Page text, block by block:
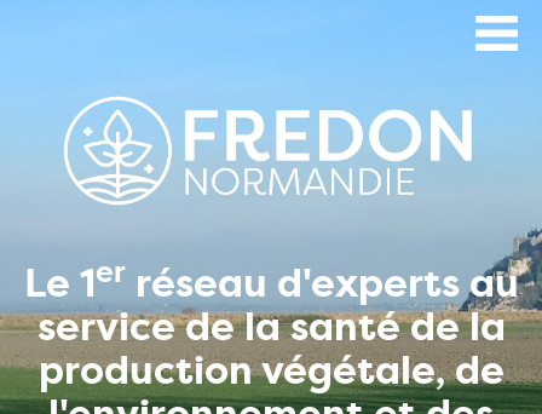
Le 1erréseau d'experts au
service de la santé de la
production végétale, de